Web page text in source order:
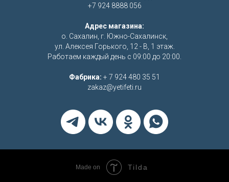
+7 924 8888 056
Адрес магазина:
о. Сахалин, г. Южно-Сахалинск,
ул. Алексея Горького, 12 - В, 1 этаж.
Работаем каждый день с 09:00 до 20:00.
Фабрика: + 7 924 480 35 51
zakaz@yetifeti.ru
Made on Tilda